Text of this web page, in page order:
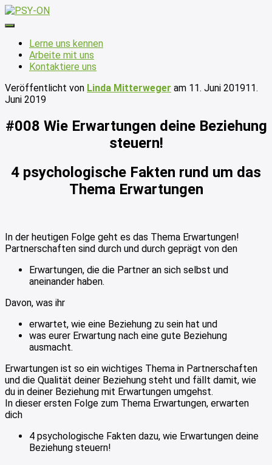
Navigation
umschaltenLerne uns kennen
Arbeite mit uns
Kontaktiere uns
Veröffentlicht von Linda Mitterweger am 11. Juni 201911.
Juni 2019
#008 Wie Erwartungen deine Beziehung
steuern!
4 psychologische Fakten rund um das
Thema Erwartungen
In der heutigen Folge geht es das Thema Erwartungen!
Partnerschaften sind durch und durch geprägt von den
Erwartungen, die die Partner an sich selbst und
aneinander haben.
Davon, was ihr
erwartet, wie eine Beziehung zu sein hat und
was eurer Erwartung nach eine gute Beziehung
ausmacht.
Erwartungen ist so ein wichtiges Thema in Partnerschaften
und die Qualität deiner Beziehung steht und fällt damit, wie
du in deiner Beziehung mit Erwartungen umgehst.
In dieser ersten Folge zum Thema Erwartungen, erwarten
dich
4 psychologische Fakten dazu, wie Erwartungen deine
Beziehung steuern!